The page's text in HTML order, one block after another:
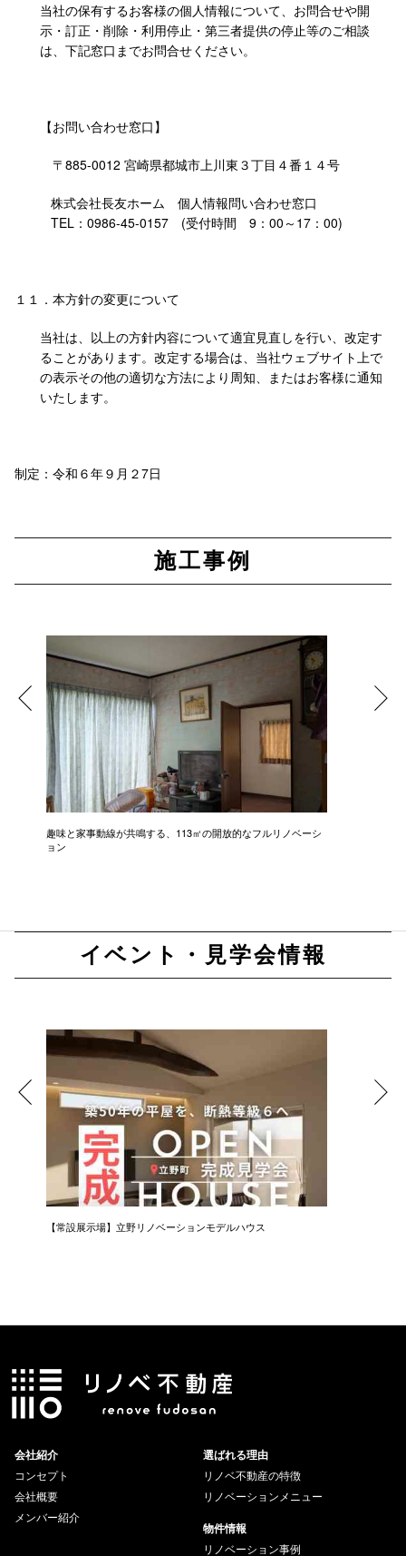
当社の保有するお客様の個人情報について、お問合せや開
示・訂正・削除・利用停止・第三者提供の停止等のご相談
は、下記窓口までお問合せください。
【お問い合わせ窓口】
〒885-0012 宮崎県都城市上川東３丁目４番１４号
株式会社長友ホーム 個人情報問い合わせ窓口
TEL：0986-45-0157 (受付時間 9：00～17：00)
１１． 本方針の変更について
当社は、以上の方針内容について適宜見直しを行い、改定す
ることがあります。改定する場合は、当社ウェブサイト上で
の表示その他の適切な方法により周知、またはお客様に通知
いたします。
制定： 令和６年９月２7日
施工事例
趣味と家事動線が共鳴する、113㎡の開放的なフルリノベーシ
ョン
イベント・見学会情報
【常設展示場】立野リノベーションモデルハウス
会社紹介
コンセプト
会社概要
メンバー紹介
選ばれる理由
リノベ不動産の特徴
リノベーションメニュー
物件情報
リノベーション事例